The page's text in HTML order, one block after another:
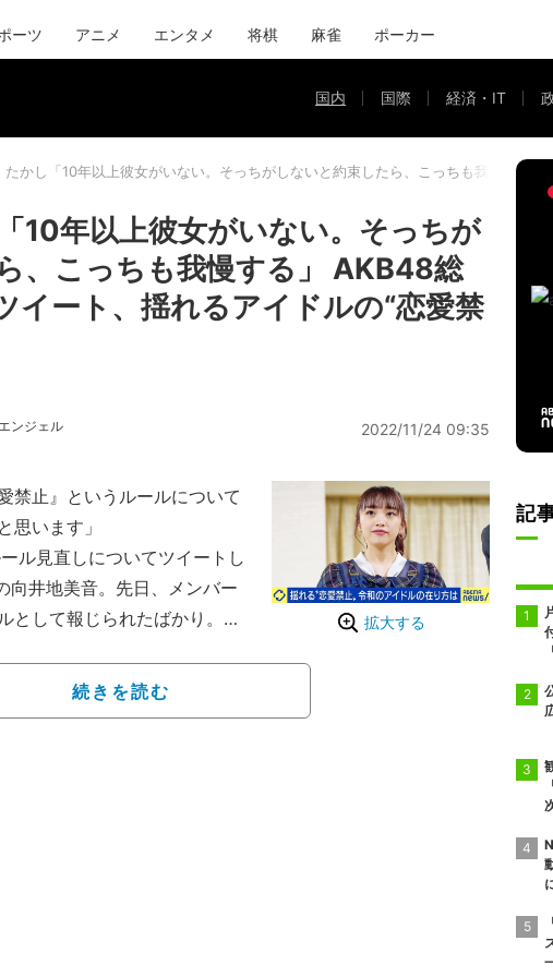
ーツ アニメ エンタメ 将棋 麻雀 ポーカー
国内 国際 経済・IT
たかし「10年以上彼女がいない。そっちがしないと約束したら、こっちも我慢する
10年以上彼女がいない。そっちが
、こっちも我慢する」 AKB48総
イート、揺れるアイドルの“恋愛禁
ンジェル 2022/11/24 09:35
拡大する
禁止』というルールについて
思います」
ル見直しについてツイートし
向井地美音。先日、メンバー
として報じられたばかり。そ
ドルの恋愛禁止は「当たり
続きを読む
記